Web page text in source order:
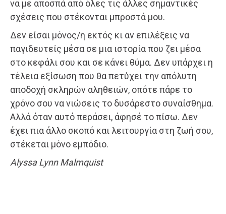
να με αποσπά από όλες τις άλλες σημαντικές
σχέσεις που στέκονται μπροστά μου.
Δεν είσαι μόνος/η εκτός κι αν επιλέξεις να
παγιδευτείς μέσα σε μια ιστορία που ζει μέσα
στο κεφάλι σου και σε κάνει θύμα. Δεν υπάρχει η
τέλεια εξίσωση που θα πετύχει την απόλυτη
αποδοχή σκληρών αληθειών, οπότε πάρε το
χρόνο σου να νιώσεις το δυσάρεστο συναίσθημα.
Αλλά όταν αυτό περάσει, άφησέ το πίσω. Δεν
έχει πια άλλο σκοπό και λειτουργία στη ζωή σου,
στέκεται μόνο εμπόδιο.
Alyssa Lynn Malmquist